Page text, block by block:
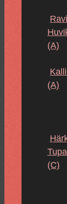
(A)
(A)
Tupa
(C)